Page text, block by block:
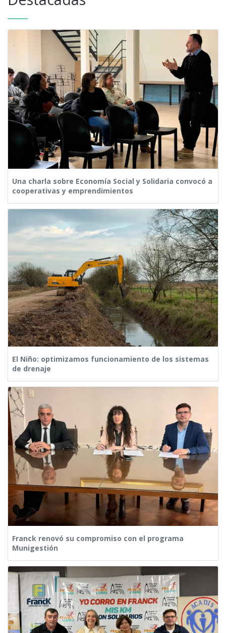
Una charla sobre Economía Social y Solidaria convocó a
cooperativas y emprendimientos
El Niño: optimizamos funcionamiento de los sistemas
de drenaje
Franck renovó su compromiso con el programa
Munigestión